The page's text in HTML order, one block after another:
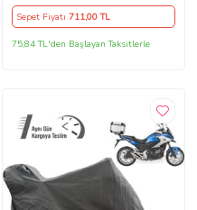
Sepet Fiyatı711,00 TL
75,84 TL'den Başlayan Taksitlerle